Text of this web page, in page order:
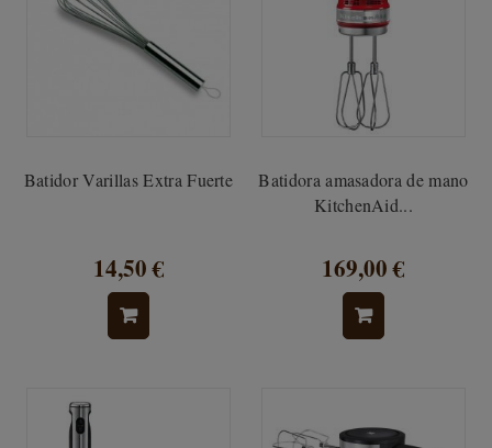
Batidor Varillas Extra Fuerte
14,50 €
Batidora amasadora de mano
KitchenAid...
169,00 €